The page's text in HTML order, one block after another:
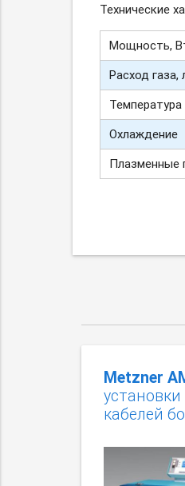
Технические
Мощность,
Расход газа,
Охлаждение
Плазменные
Metzner
кабелей